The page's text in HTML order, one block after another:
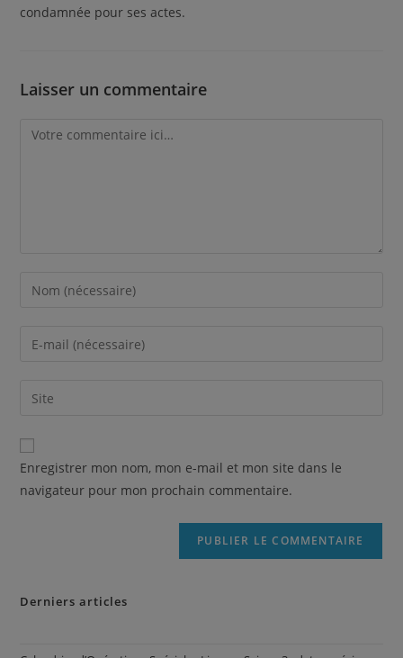
condamnée pour ses actes.
Laisser un commentaire
Enregistrer mon nom, mon e-mail et mon site dans le
navigateur pour mon prochain commentaire.
Derniers articles